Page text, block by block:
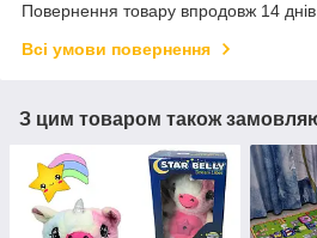
Повернення товару впродовж 14
Всі умови повернення
З цим товаром також